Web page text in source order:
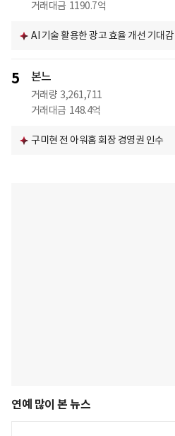
거래대금 1190.7억
AI 기술 활용한 광고 효율 개선 기대감
5 본느
거래량 3,261,711
거래대금 148.4억
구미현 전 아워홈 회장 경영권 인수
연예 많이 본 뉴스